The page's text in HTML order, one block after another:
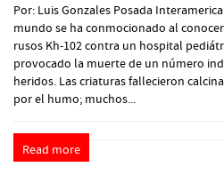
Por: Luis Gonzales Posada
mundo se ha conmocionado al
rusos Kh-102 contra un hospital
provocado la muerte de un número
heridos. Las criaturas fallecieron
por el humo; muchos...
Read more